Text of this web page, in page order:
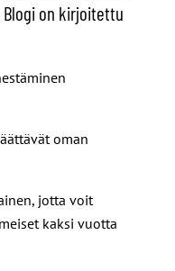
on kirjoitettu
oman
jotta voit
kaksi vuotta